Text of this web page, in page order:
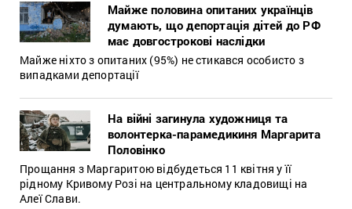
Майже половина опитаних українців
думають, що депортація дітей до РФ
має довгострокові наслідки
Майже ніхто з опитаних (95%) не стикався особисто з
випадками депортації
На війні загинула художниця та
волонтерка-парамедикиня Маргарита
Половінко
Прощання з Маргаритою відбудеться 11 квітня у її
рідному Кривому Розі на центральному кладовищі на
Алеї Слави.